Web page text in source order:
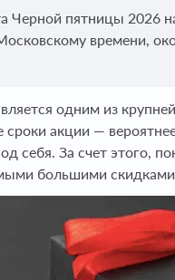
Черной пятницы 2026
времени,
одним из
сроки акции —
себя. За счет этого,
большими скидками